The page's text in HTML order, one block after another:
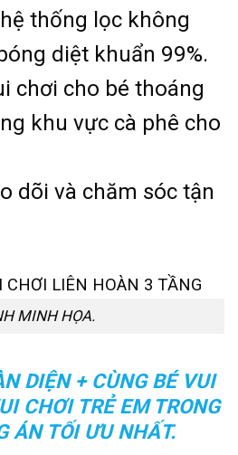
thống lọc không
diệt khuẩn 99%.
chơi cho bé thoáng
khu vực cà phê cho
dõi và chăm sóc tận
MINH HỌA.
DIỆN + CÙNG BÉ VUI
CHƠI TRẺ EM TRONG
ÁN TỐI ƯU NHẤT.